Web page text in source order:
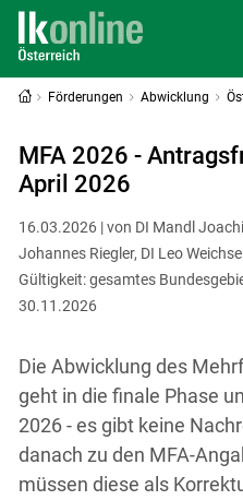
Förderungen Abwicklung
MFA 2026 -
April 2026
16.03.2026 | von DI Mandl
Johannes Riegler, DI Leo
Gültigkeit: gesamtes
30.11.2026
Die Abwicklung des
geht in die finale Phase
2026 - es gibt keine
danach zu den MFA-
müssen diese als